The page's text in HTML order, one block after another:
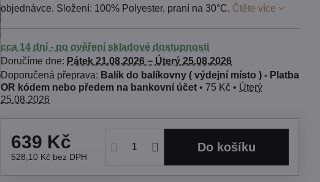
objednávce. Složení: 100% Polyester, praní na 30°C. Čtěte více
cca 14 dní - po ověření skladové dostupnosti
Doručíme dne: Pátek 21.08.2026 − Úterý 25.08.2026
Balík do balíkovny ( výdejní místo ) - Platba
OR kódem nebo předem na bankovní účet• 75 Kč • Úterý
25.08.2026
639 Kč
528,10 Kč bez DPH
Do košíku